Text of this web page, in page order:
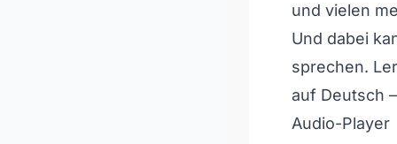
und vielen
Und dabei
sprechen.
auf Deutsch
Audio-Player